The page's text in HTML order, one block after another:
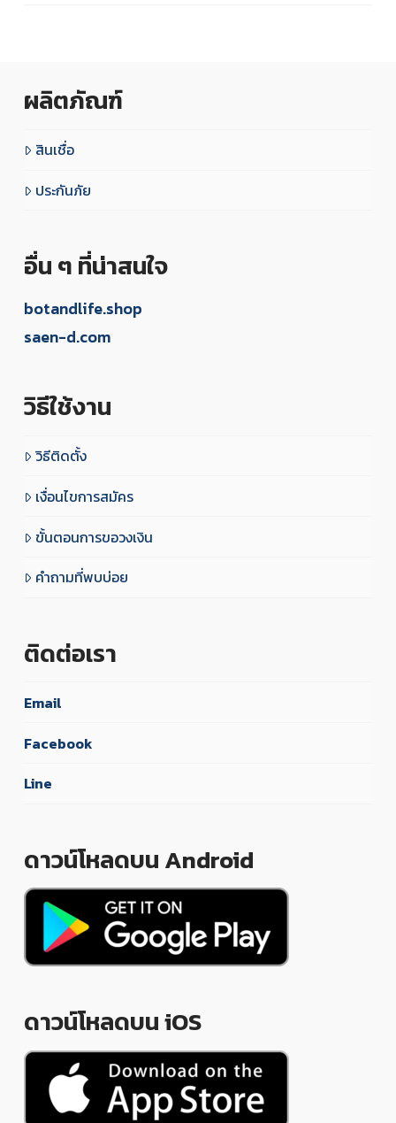
ผลิตภัณฑ์
สินเชื่อ
ประกันภัย
อื่น ๆ ที่น่าสนใจ
botandlife.shop
saen-d.com
วิธีใช้งาน
วิธีติดตั้ง
เงื่อนไขการสมัคร
ขั้นตอนการขอวงเงิน
คำถามที่พบบ่อย
ติดต่อเรา
Email
Facebook
Line
ดาวน์โหลดบน Android
ดาวน์โหลดบน iOS